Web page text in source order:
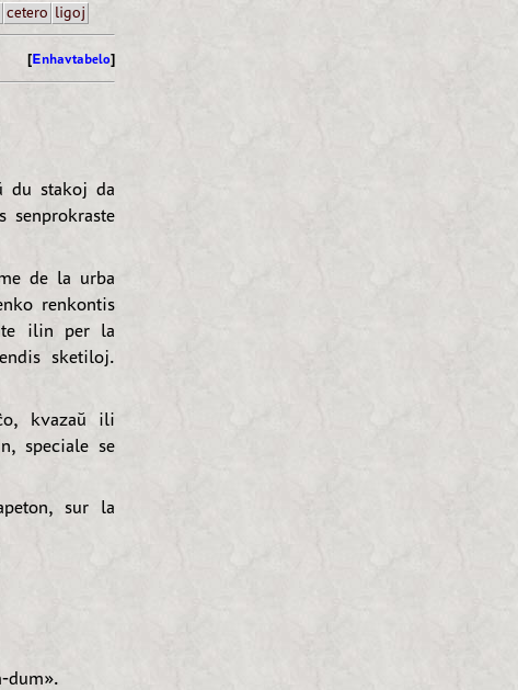
cetero ligoj
[Enhavtabelo]
du stakoj da
de la urba
renkontis
ilin per la
sketiloj.
kvazaŭ ili
speciale se
sur la
dum».